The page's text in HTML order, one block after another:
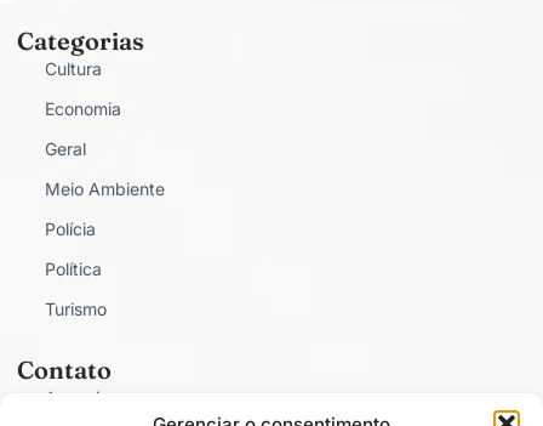
Categorias
Cultura
Economia
Geral
Meio Ambiente
Polícia
Política
Turismo
Contato
Anunciar